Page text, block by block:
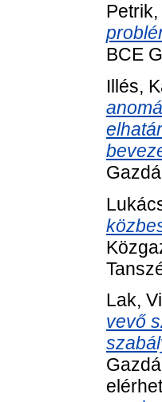
BCE
Illés,
Lak,
vevő